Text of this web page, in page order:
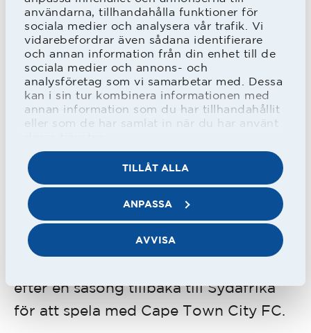
användarna, tillhandahålla funktioner för
sociala medier och analysera vår trafik. Vi
vidarebefordrar även sådana identifierare
och annan information från din enhet till de
sociala medier och annons- och
analysföretag som vi samarbetar med. Dessa
kan i sin tur kombinera informationen med
annan information som du har tillhandahållit
eller som de har samlat in när du har använt
TILLÅT ALLA
ANPASSA
AVVISA
därför blev sista matchen mot
Hammarby hans sista. Han kunde
knappt få bättre avslutning då han på
övertid gjorde det avgörande 2-1
målet.
Det blev fortsatt spel i Allsvenskan för
Helsingborgs IF men kvalförlusterna
mot HBK.
Inför 2017 flyttade han till Tunisien och
efter en säsong tillbaka till Sydafrika
för att spela med Cape Town City FC.